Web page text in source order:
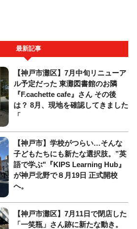
最新記事
【神戸市灘区】7月中旬リニューア
ル予定だった 東灘図書館のお隣
『F.cachette cafe』さん その後
は？ 8月、現地を確認してきました
「
【神戸市】学校がつらい…そんな
子どもたちにも新たな選択肢。”英
語で学ぶ"『KIPS Learning Hub』
が神戸北野で８月19日 正式開校
へ。
【神戸市灘区】7月11日で閉店した
「一笑瓶」さん跡に新たな動き。